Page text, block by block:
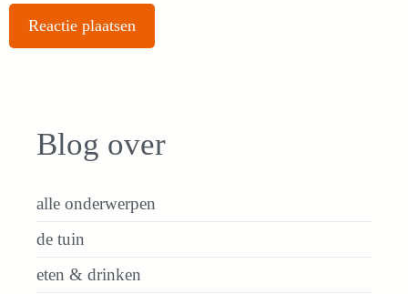
Blog over
alle onderwerpen
de tuin
eten & drinken